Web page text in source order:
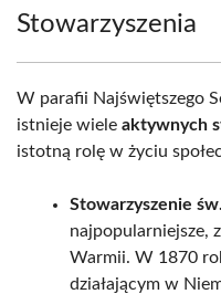
Stowarzyszenia
W parafii Najświętszego
istnieje wiele aktywnych
istotną rolę w życiu
Stowarzyszenie
najpopularniejsze,
Warmii. W 1870
działającym w